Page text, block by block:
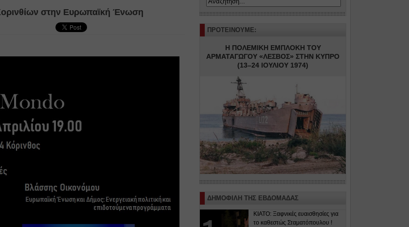
στην Ευρωπαϊκή Ένωση
ΠΡΟΤΕΙΝΟΥΜΕ:
Η ΠΟΛΕΜΙΚΗ ΕΜΠΛΟΚΗ ΤΟΥ
ΑΡΜΑΤΑΓΩΓΟΥ «ΛΕΣΒΟΣ» ΣΤΗΝ ΚΥΠΡΟ
(13–24 ΙΟΥΛΙΟΥ 1974)
ΔΗΜΟΦΙΛΗ ΤΗΣ ΕΒΔΟΜΑΔΑΣ
ΚΙΑΤΟ: Ξαφνικές ευαισθησίες για
το καθεστώς Σταματόπουλου !